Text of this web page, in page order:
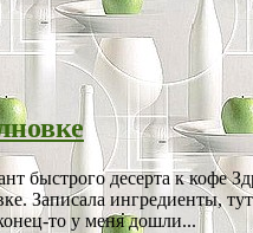
десерта к кофе
Записала ингредиенты,
то у меня дошли...